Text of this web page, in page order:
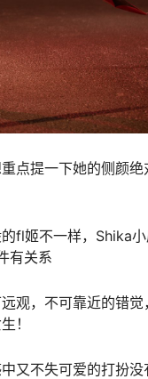
点提一下她的侧颜
fl姬不一样，Shika小
有关系
观，不可靠近的错
！
又不失可爱的打扮